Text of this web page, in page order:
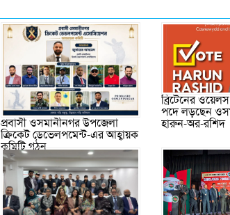
প্রবাসী ওসমানীনগর উপজেলা
ক্রিকেট ডেভেলপমেন্ট-এর আহ্বায়ক
কমিটি গঠন
ব্রিটেনের
পদে লড়ছেন
হারুন-অর-রশিদ